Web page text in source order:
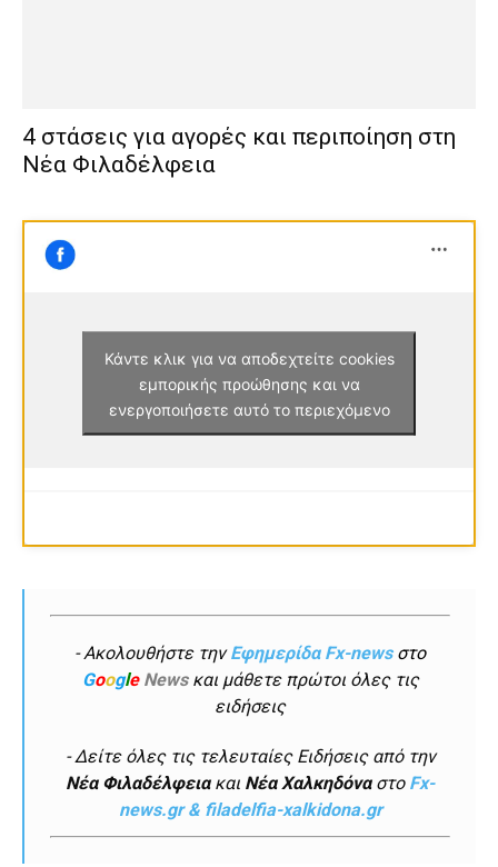
4 στάσεις για αγορές και περιποίηση στη
Νέα Φιλαδέλφεια
Κάντε κλικ για να αποδεχτείτε cookies
εμπορικής προώθησης και να
ενεργοποιήσετε αυτό το περιεχόμενο
- Ακολουθήστε τηνΕφημερίδα Fx-newsστο
Google Newsκαι μάθετε πρώτοι όλες τις
ειδήσεις
- Δείτε όλες τις τελευταίες Ειδήσεις από την
Νέα Φιλαδέλφειακαι Νέα Χαλκηδόναστο Fx-
news.gr & filadelfia-xalkidona.gr